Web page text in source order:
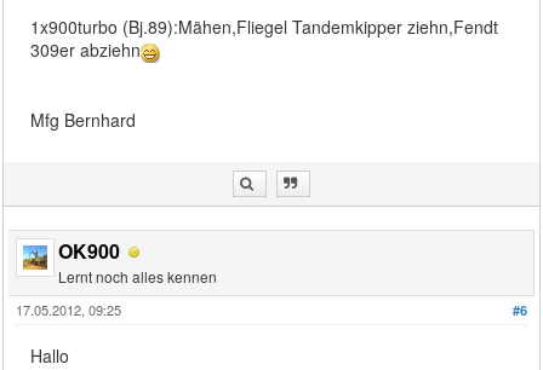
1x900turbo (Bj.89):Mähen,Fliegel Tandemkipper ziehn,Fendt
309er abziehn
Mfg Bernhard
OK900
Lernt noch alles kennen
#6
17.05.2012, 09:25
Hallo